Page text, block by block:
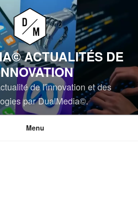
ACTUALITÉS DE
de l'innovation et des
par DualMedia©.
Menu